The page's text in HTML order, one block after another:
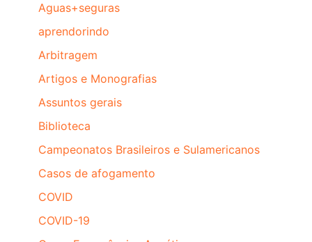
Aguas+seguras
aprendorindo
Arbitragem
Artigos e Monografias
Assuntos gerais
Biblioteca
Campeonatos Brasileiros e Sulamericanos
Casos de afogamento
COVID
COVID-19